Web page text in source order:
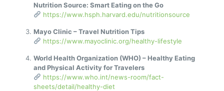
Nutrition Source: Smart Eating on the Go
https://www.hsph.harvard.edu/nutritionsource
Mayo Clinic – Travel Nutrition Tips
https://www.mayoclinic.org/healthy-lifestyle
World Health Organization (WHO) – Healthy Eating
and Physical Activity for Travelers
https://www.who.int/news-room/fact-
sheets/detail/healthy-diet